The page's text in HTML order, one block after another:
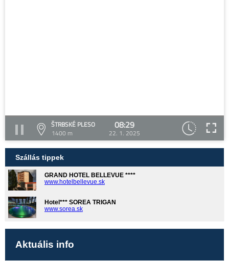
ŠTRBSKÉ PLESO
1400 m
08:29
22. 1. 2025
Szállás tippek
GRAND HOTEL BELLEVUE ****
www.hotelbellevue.sk
Hotel*** SOREA TRIGAN
www.sorea.sk
Aktuális info